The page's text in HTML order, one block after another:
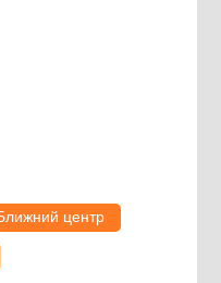
центр